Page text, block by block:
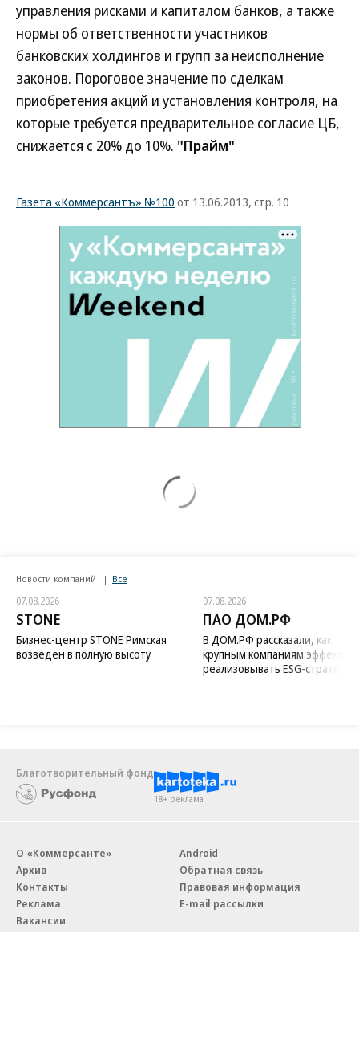
управления рисками и капиталом банков, а также
нормы об ответственности участников
банковских холдингов и групп за неисполнение
законов. Пороговое значение по сделкам
приобретения акций и установления контроля, на
которые требуется предварительное согласие ЦБ,
снижается с 20% до 10%. "Прайм"
Газета «Коммерсантъ» №100 от 13.06.2013, стр. 10
Новости компаний Все
07.08.2026
STONE
Бизнес-центр STONE Римская
возведен в полную высоту
07.08.2026
ПАО ДОМ.РФ
В ДОМ.РФ рассказали, как
крупным компаниям
реализовывать ESG-стратегию
Благотворительный фонд
18+ реклама
О «Коммерсанте»
Архив
Контакты
Реклама
Вакансии
Android
Обратная связь
Правовая информация
E-mail рассылки